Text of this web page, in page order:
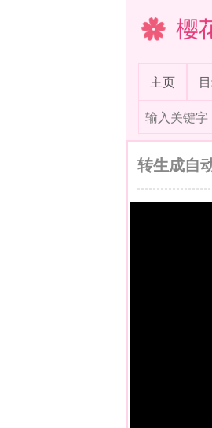
樱花动漫
主页
转生成自